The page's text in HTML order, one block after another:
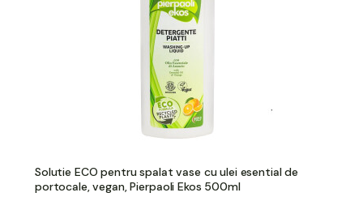
Solutie ECO pentru spalat vase cu ulei esential de
portocale, vegan, Pierpaoli Ekos 500ml